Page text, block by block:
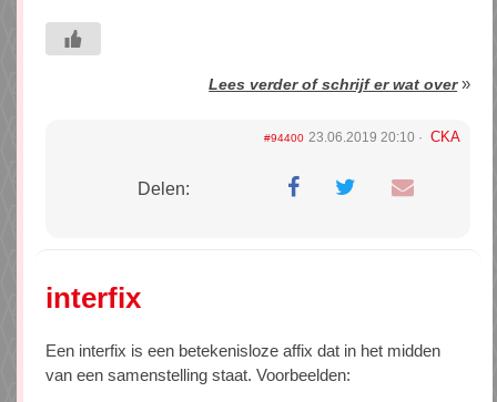
Lees verder of schrijf er wat over»
#94400 23.06.2019 20:10 CKA
Delen:
interfix
Een interfix is een betekenisloze affix dat in het midden
van een samenstelling staat. Voorbeelden: